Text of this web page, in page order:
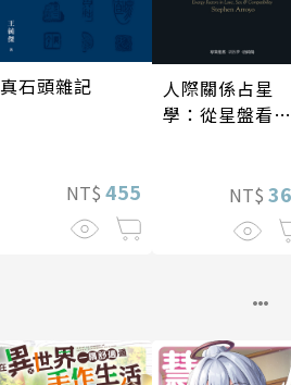
真石頭雜記
NT$ 455
人際關係占星
學：從星盤看見
NT$